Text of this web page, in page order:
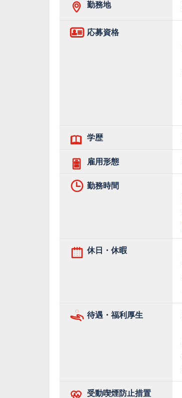
勤務地
応募資格
学歴
雇用形態
勤務時間
休日・休暇
待遇・福利厚生
受動喫煙防止措置